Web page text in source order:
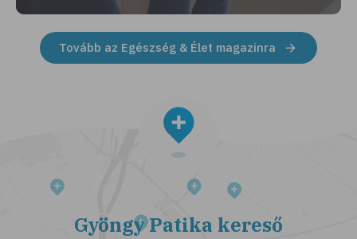
Tovább az Egészség & Élet magazinra
Gyöngy Patika kereső